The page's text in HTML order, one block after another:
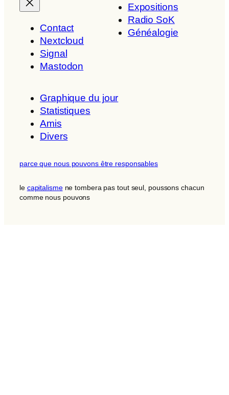
Contact
Nextcloud
Signal
Mastodon
Expositions
Radio SoK
Généalogie
Graphique du jour
Statistiques
Amis
Divers
parce que nous pouvons être responsables
le capitalismene tombera pas tout seul, poussons chacun
comme nous pouvons